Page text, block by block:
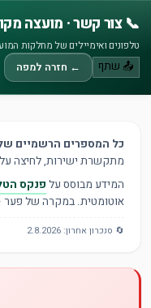
📞 צור קשר · מועצה
טלפונים ואימיילים של מחלקות
📤 שתף ← חזרה למפה
כל המספרים הרשמיים
מתקשרת ישירות, לחיצה על
המידע מבוסס עלפנקס
אוטומטית. במקרה של
🔄 סנכרון אחרון: 2.8.2026